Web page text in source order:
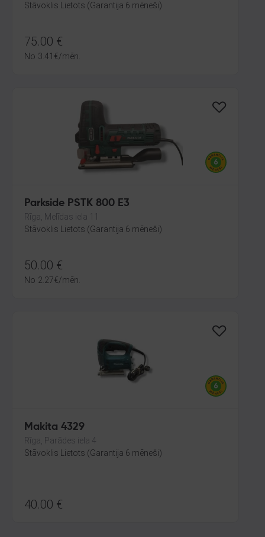
Stāvoklis Lietots (Garantija 6 mēneši)
75.00 €
No 3.41 €/mēn.
Parkside PSTK 800 E3
Rīga, Melīdas iela 11
Stāvoklis Lietots (Garantija 6 mēneši)
50.00 €
No 2.27€/mēn.
Makita 4329
Rīga, Parādes iela 4
Stāvoklis Lietots (Garantija 6 mēneši)
40.00 €